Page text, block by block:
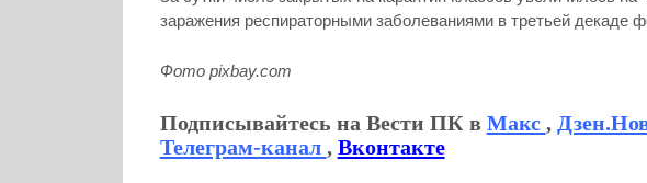
заражения респираторными заболеваниями в третьей декаде
Фото pixbay.com
Подписывайтесь на Вести ПК в Макс ,
Телеграм-канал , Вконтакте